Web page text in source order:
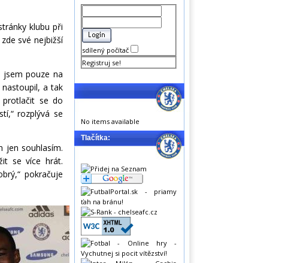
klubu při
své nejbižší
jsem pouze na
a tak
se do
rozplývá se
jen souhlasím.
se více hrát.
pokračuje
sdílený počítač
Registruj se!
No items available
Tlačítka: